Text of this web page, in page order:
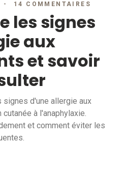
14 COMMENTAIRES
les signes
aux
et savoir
signes d'une allergie aux
à l'anaphylaxie.
et comment éviter les